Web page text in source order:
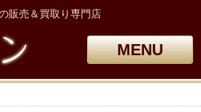
販売＆買取り専門店
MENU